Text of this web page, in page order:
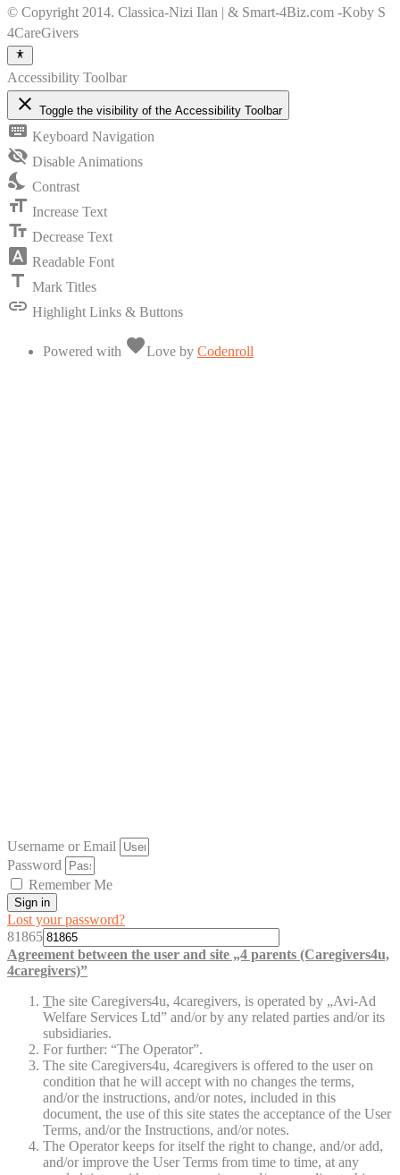
© Copyright 2014. Classica-Nizi Ilan | & Smart-4Biz.com -Koby S
4CareGivers
Accessibility Toolbar
close Toggle the visibility of the Accessibility Toolbar
keyboard Keyboard Navigation
visibility_off Disable Animations
nights_stay Contrast
format_size Increase Text
text_fields Decrease Text
font_download Readable Font
title Mark Titles
link Highlight Links & Buttons
Powered with favoriteLove by Codenroll
Username or Email
Password
Remember Me
Sign in
Lost your password?
81865
Agreement between the user and site „4 parents (Caregivers4u,
4caregivers)”
The site Caregivers4u, 4caregivers, is operated by „Avi-Ad
Welfare Services Ltd” and/or by any related parties and/or its
subsidiaries.
For further: “The Operator”.
The site Caregivers4u, 4caregivers is offered to the user on
condition that he will accept with no changes the terms,
and/or the instructions, and/or notes, included in this
document, the use of this site states the acceptance of the User
Terms, and/or the Instructions, and/or notes.
The Operator keeps for itself the right to change, and/or add,
and/or improve the User Terms from time to time, at any